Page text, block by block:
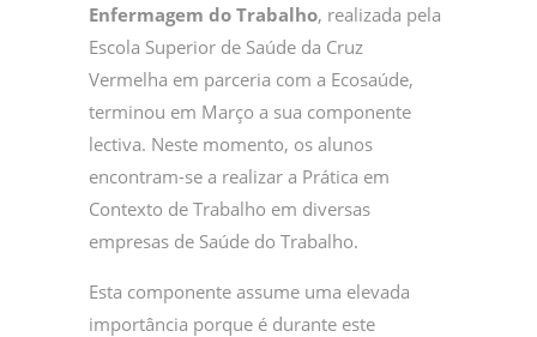
Enfermagem do Trabalho, realizada pela
Escola Superior de Saúde da Cruz
Vermelha em parceria com a Ecosaúde,
terminou em Março a sua componente
lectiva. Neste momento, os alunos
encontram-se a realizar a Prática em
Contexto de Trabalho em diversas
empresas de Saúde do Trabalho.
Esta componente assume uma elevada
importância porque é durante este